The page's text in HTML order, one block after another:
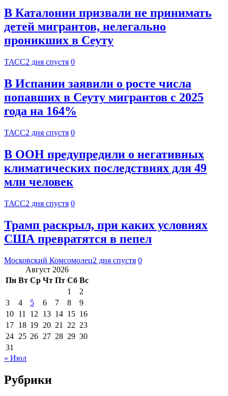
В Каталонии призвали не принимать
детей мигрантов, нелегально
проникших в Сеуту
ТАСС2 дня спустя 0
В Испании заявили о росте числа
попавших в Сеуту мигрантов с 2025
года на 164%
ТАСС2 дня спустя 0
В ООН предупредили о негативных
климатических последствиях для 49
млн человек
ТАСС2 дня спустя 0
Трамп раскрыл, при каких условиях
США превратятся в пепел
Московский Комсомолец2 дня спустя 0
Август 2026
Пн Вт Ср Чт Пт Сб Вс
1
2
3
4 5 6 7 8
9
10 11 12 13 14 15 16
17 18 19 20 21 22 23
24 25 26 27 28 29 30
31
« Июл
Рубрики